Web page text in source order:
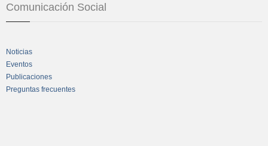
Comunicación Social
Noticias
Eventos
Publicaciones
Preguntas frecuentes